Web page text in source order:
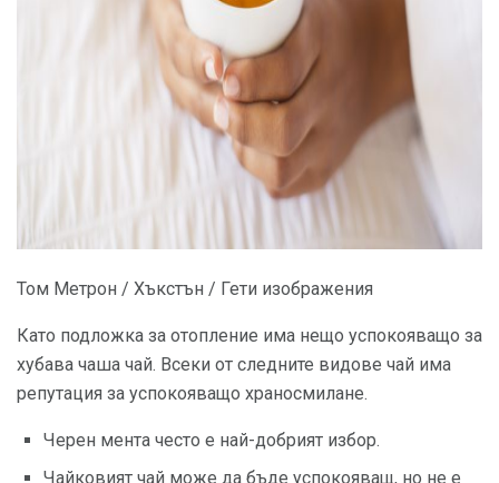
ad
Том Метрон / Хъкстън / Гети изображения
Като подложка за отопление има нещо успокояващо за
хубава чаша чай. Всеки от следните видове чай има
репутация за успокояващо храносмилане.
Черен мента често е най-добрият избор.
Чайковият чай може да бъде успокояващ, но не е